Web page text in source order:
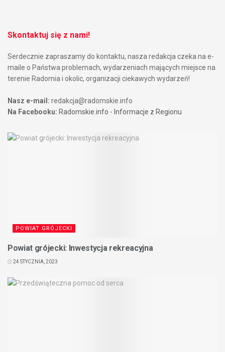
Skontaktuj się z nami!
Serdecznie zapraszamy do kontaktu, nasza redakcja czeka na e-
maile o Państwa problemach, wydarzeniach mających miejsce na
terenie Radomia i okolic, organizacji ciekawych wydarzeń!
Nasz e-mail: redakcja@radomskie.info
Na Facebooku: Radomskie.info - Informacje z Regionu
POWIAT GRÓJECKI
Powiat grójecki: Inwestycja rekreacyjna
24 STYCZNIA, 2023